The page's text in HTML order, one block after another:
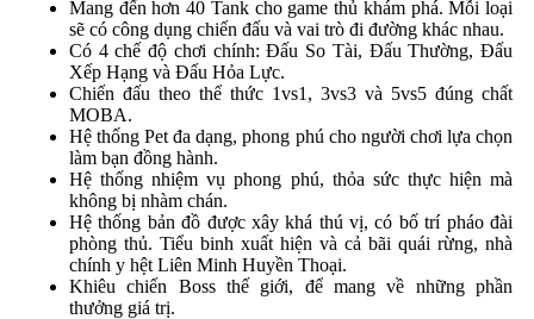
Mang đến hơn 40 Tank cho game thủ khám phá. Mỗi loại
sẽ có công dụng chiến đấu và vai trò đi đường khác nhau.
Có 4 chế độ chơi chính: Đấu So Tài, Đấu Thường, Đấu
Xếp Hạng và Đấu Hỏa Lực.
Chiến đấu theo thể thức 1vs1, 3vs3 và 5vs5 đúng chất
MOBA.
Hệ thống Pet đa dạng, phong phú cho người chơi lựa chọn
làm bạn đồng hành.
Hệ thống nhiệm vụ phong phú, thỏa sức thực hiện mà
không bị nhàm chán.
Hệ thống bản đồ được xây khá thú vị, có bố trí pháo đài
phòng thủ. Tiểu binh xuất hiện và cả bãi quái rừng, nhà
chính y hệt Liên Minh Huyền Thoại.
Khiêu chiến Boss thế giới, để mang về những phần
thưởng giá trị.